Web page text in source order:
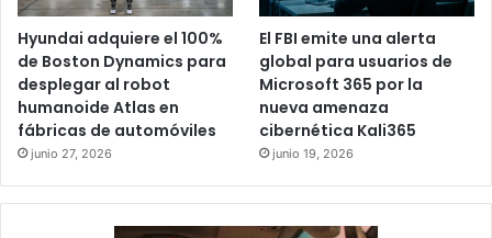
Hyundai adquiere el 100%
de Boston Dynamics para
desplegar al robot
humanoide Atlas en
fábricas de automóviles
junio 27, 2026
El FBI emite una alerta
global para usuarios de
Microsoft 365 por la
nueva amenaza
cibernética Kali365
junio 19, 2026